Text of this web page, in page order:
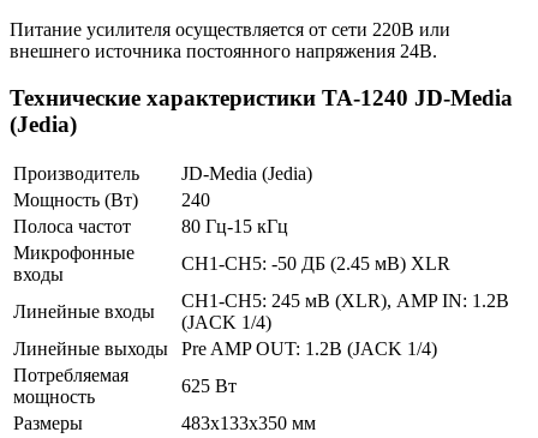
Питание усилителя осуществляется от сети 220В или
внешнего источника постоянного напряжения 24В.
Технические характеристики TA-1240 JD-Media
(Jedia)
Производитель
JD-Media (Jedia)
Мощность (Вт)
240
Полоса частот
80 Гц-15 кГц
Микрофонные
входы
CH1-CH5: -50 ДБ (2.45 мВ) XLR
Линейные входы
CH1-CH5: 245 мВ (XLR), AMP IN: 1.2В
(JACK 1/4)
Линейные выходы
Pre AMP OUT: 1.2В (JACK 1/4)
Потребляемая
мощность
625 Вт
Размеры
483х133х350 мм